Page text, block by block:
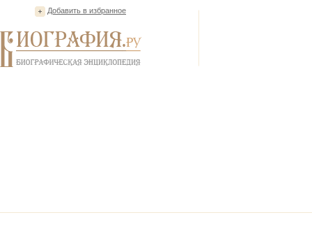
Добавить в избранное